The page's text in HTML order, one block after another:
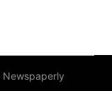
Newspaperly